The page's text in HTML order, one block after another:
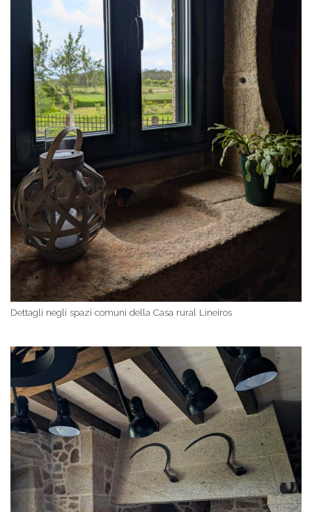
Dettagli negli spazi comuni della Casa rural Lineiros